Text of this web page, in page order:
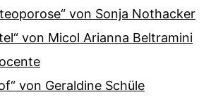
von Sonja Nothacker
von Micol Arianna Beltramini
von Geraldine Schüle